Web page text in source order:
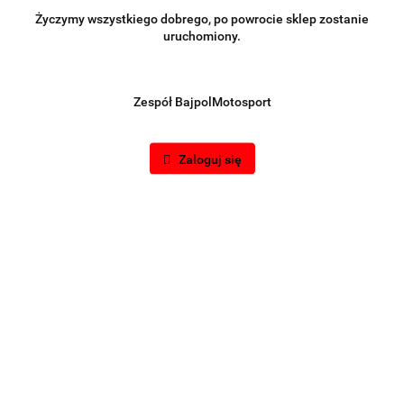
Życzymy wszystkiego dobrego, po powrocie sklep zostanie
uruchomiony.
Zespół BajpolMotosport
Zaloguj się